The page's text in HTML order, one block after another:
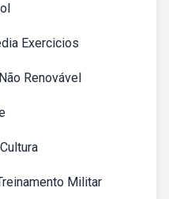
Exercicios
Renovável
Militar